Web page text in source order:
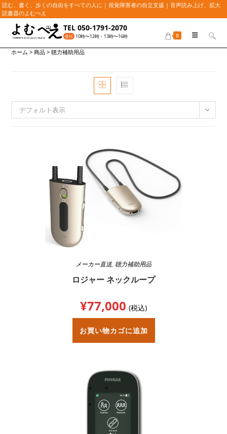
読む、書く、歩くの自由をすべての人に | 視覚障害者の自立支援 | 音声読み上げ、拡大
読書器のよむべえ
TEL 050-1791-2070
受付 10時〜12時・13時〜16時 0
ホーム >商品 >聴力補助用品
デフォルト表示
メーカー直送, 聴力補助用品
ロジャー ネックループ
¥77,000 (税込)
お買い物カゴに追加